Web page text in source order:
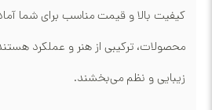
کیفیت بالا و قیمت مناسب برای شما
محصولات، ترکیبی از هنر و عملکرد
زیبایی و نظم می‌بخشند.